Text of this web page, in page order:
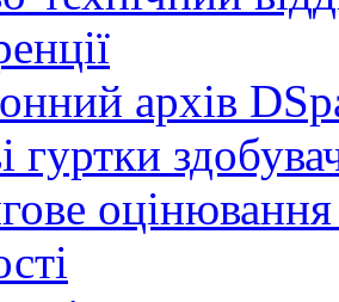
архів
гуртки
оцінювання